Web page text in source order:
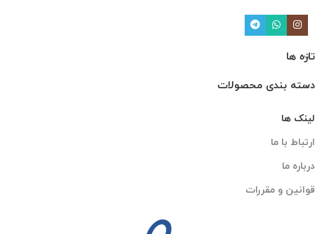
تازه ها
دسته بندی محصولات
لینک ها
ارتباط با ما
درباره ما
قوانین و مقررات